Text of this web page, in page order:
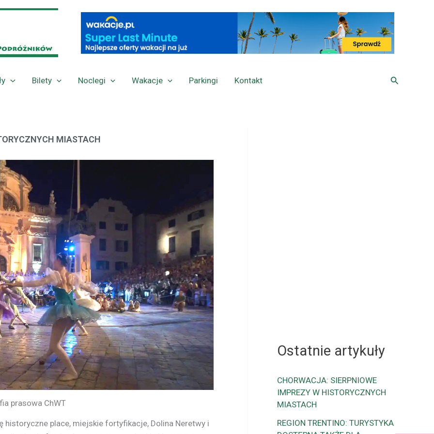
Bilety Noclegi Wakacje Parkingi Kontakt Szukaj
MIASTACH
prasowa ChWT
historyczne place, miejskie fortyfikacje, Dolina Neretwy i
Ostatnie artykuły
CHORWACJA: SIERPNIOWE
IMPREZY W HISTORYCZNYCH
MIASTACH
REGION TRENTINO: TURYSTYKA